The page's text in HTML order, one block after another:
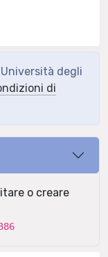
degli
di
o creare